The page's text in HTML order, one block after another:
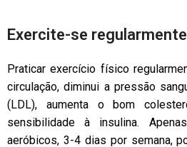
Exercite-se regularmente
Praticar exercício físico
circulação, diminui a pressão
(LDL), aumenta o bom
sensibilidade à insulina.
aeróbicos, 3-4 dias por semana,